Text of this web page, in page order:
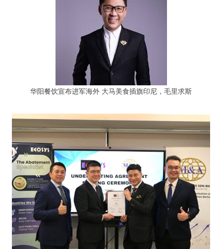
华阳餐饮宣布进军海外 大马美食插旗印尼，毛里求斯